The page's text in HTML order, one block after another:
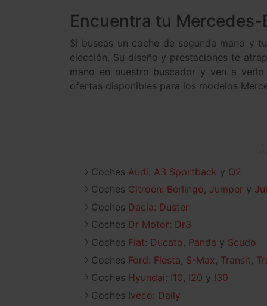
Encuentra tu
Si buscas un coche de segunda mano y
elección. Su diseño y prestaciones te
mano en nuestro buscador y ven a
ofertas disponibles para los modelos
Coches Audi: A3 Sportback
Q2
Coches Citroen: Berlingo Jumper
Coches Dacia: Duster
Coches Dr Motor: Dr3
Coches Fiat: Ducato Panda
Scudo
Coches Ford: Fiesta S-Max Transit
Coches Hyundai: I10 I20
I30
Coches Iveco: Daily